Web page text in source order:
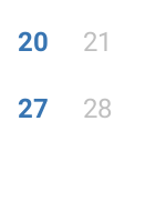
20 21
27 28